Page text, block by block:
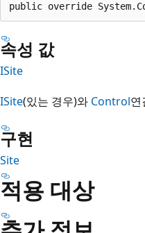
public override
속성 값
ISite
ISite(있는 경우)와 Control연
구현
Site
적용 대상